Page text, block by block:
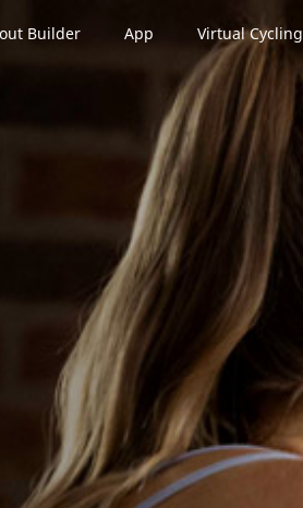
Builder App Virtual Cycling